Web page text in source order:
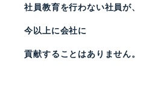
社員教育を行わない社員が、
今以上に会社に
貢献することはありません。